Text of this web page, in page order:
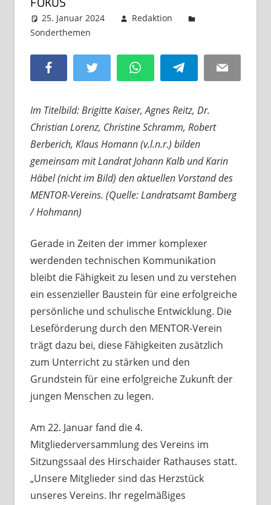
25. Januar 2024
Redaktion
Sonderthemen
Facebook Twitter WhatsAppTelegram Email
Im Titelbild: Brigitte Kaiser, Agnes Reitz, Dr.
Christian Lorenz, Christine Schramm, Robert
Berberich, Klaus Homann (v.l.n.r.) bilden
gemeinsam mit Landrat Johann Kalb und Karin
Häbel (nicht im Bild) den aktuellen Vorstand des
MENTOR-Vereins. (Quelle: Landratsamt Bamberg
/ Hohmann)
Gerade in Zeiten der immer komplexer
werdenden technischen Kommunikation
bleibt die Fähigkeit zu lesen und zu verstehen
ein essenzieller Baustein für eine erfolgreiche
persönliche und schulische Entwicklung. Die
Leseförderung durch den MENTOR-Verein
trägt dazu bei, diese Fähigkeiten zusätzlich
zum Unterricht zu stärken und den
Grundstein für eine erfolgreiche Zukunft der
jungen Menschen zu legen.
Am 22. Januar fand die 4.
Mitgliederversammlung des Vereins im
Sitzungssaal des Hirschaider Rathauses statt.
„Unsere Mitglieder sind das Herzstück
unseres Vereins. Ihr regelmäßiges